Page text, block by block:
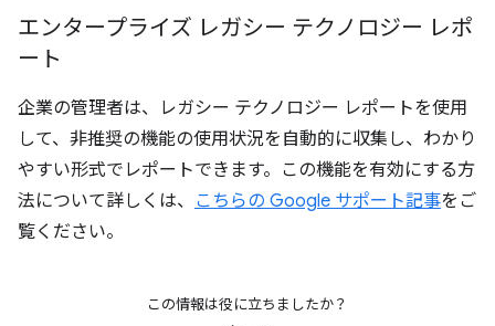
エンタープライズ レガシー テクノロジー レポ
ート
企業の管理者は、レガシー テクノロジー レポートを使用
して、非推奨の機能の使用状況を自動的に収集し、わかり
やすい形式でレポートできます。この機能を有効にする方
法について詳しくは、 こちらの Google サポート記事をご
覧ください。
この情報は役に立ちましたか？